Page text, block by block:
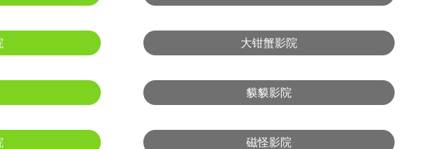
大钳蟹影院
貘貘影院
磁怪影院